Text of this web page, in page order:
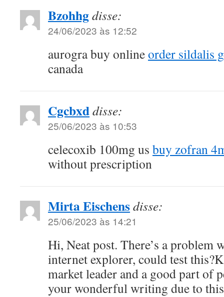
Bzohhgdisse:
24/06/2023 às 12:52
aurogra buy onlineorder sildalis
canada
Cgcbxddisse:
25/06/2023 às 10:53
celecoxib 100mg us buy zofran
without prescription
Mirta Eischensdisse:
25/06/2023 às 14:21
Hi, Neat post. There’s a problem
internet explorer, could test
market leader and a good part of
your wonderful writing due to